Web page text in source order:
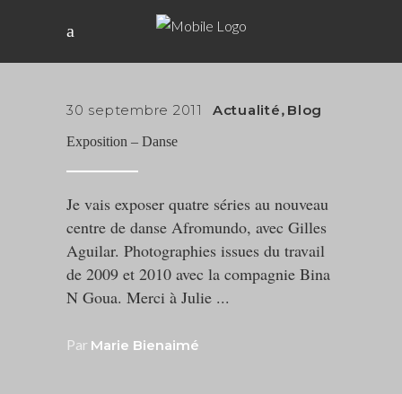
30 septembre 2011 Actualité, Blog
Exposition – Danse
Je vais exposer quatre séries au nouveau
centre de danse Afromundo, avec Gilles
Aguilar. Photographies issues du travail
de 2009 et 2010 avec la compagnie Bina
N Goua. Merci à Julie
Par Marie Bienaimé